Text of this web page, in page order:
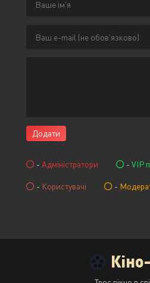
Додати
- Адміністратори - VIP
- Користувачі -